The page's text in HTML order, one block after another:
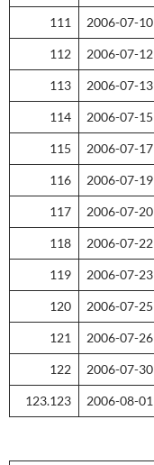
111 2006-07-10
112 2006-07-12
113 2006-07-13
114 2006-07-15
115 2006-07-17
116 2006-07-19
117 2006-07-20
118 2006-07-22
119 2006-07-23
120 2006-07-25
121 2006-07-26
122 2006-07-30
123.123 2006-08-01